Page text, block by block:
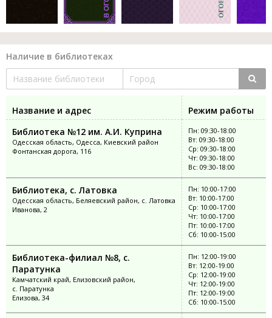
Наличие в библиотеках
Название и адрес
Режим работы
Библиотека №12 им. А.И. Куприна
Одесская область, Одесса, Киевский район
Фонтанская дорога, 116
Пн: 09:30-18:00
Вт: 09:30-18:00
Ср: 09:30-18:00
Чт: 09:30-18:00
Вс: 09:30-18:00
Библиотека, с. Латовка
Одесская область, Беляевский район, с. Латовка
Иванова, 2
Пн: 10:00-17:00
Вт: 10:00-17:00
Ср: 10:00-17:00
Чт: 10:00-17:00
Пт: 10:00-17:00
Сб: 10:00-15:00
Библиотека-филиал №8, с.
Паратунка
Камчатский край, Елизовский район,
с. Паратунка
Елизова, 34
Пн: 12:00-19:00
Вт: 12:00-19:00
Ср: 12:00-19:00
Чт: 12:00-19:00
Пт: 12:00-19:00
Сб: 10:00-15:00